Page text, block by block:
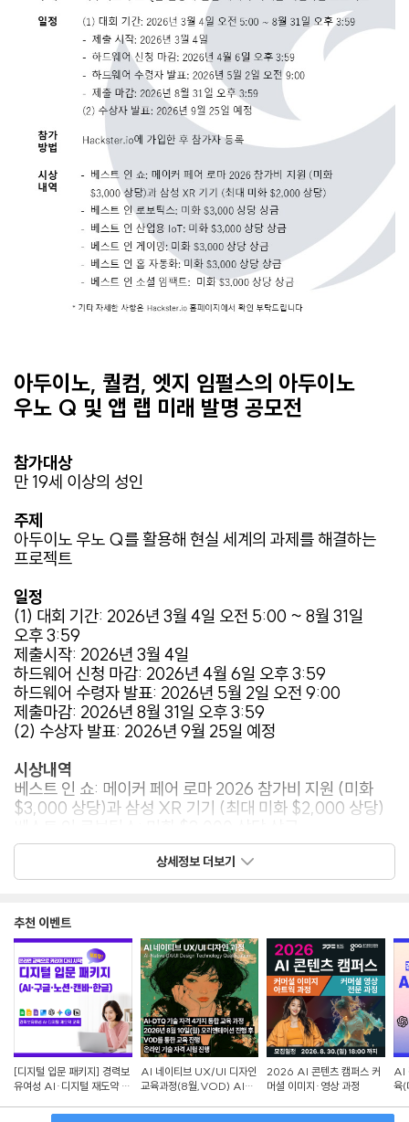
아두이노, 퀄컴, 엣지 임펄스의 아두이노
우노 Q 및 앱 랩 미래 발명 공모전
참가대상
만 19세 이상의 성인
주제
아두이노 우노 Q를 활용해 현실 세계의 과제를 해결하는
프로젝트
일정
(1) 대회 기간: 2026년 3월 4일 오전 5:00 ~ 8월 31일
오후 3:59
제출시작: 2026년 3월 4일
하드웨어 신청 마감: 2026년 4월 6일 오후 3:59
하드웨어 수령자 발표: 2026년 5월 2일 오전 9:00
제출마감: 2026년 8월 31일 오후 3:59
(2) 수상자 발표: 2026년 9월 25일 예정
시상내역
베스트 인 쇼: 메이커 페어 로마 2026 참가비 지원 (미화
$3,000 상당)과 삼성 XR 기기 (최대 미화 $2,000 상당)
베스트 인 산업용 IoT: 미화 $3,000 상당 상금
베스트 인 게이밍: 미화 $3,000 상당 상금
베스트 인 홈 자동화: 미화 $3,000 상당 상금
문의 및 기타 자세한 사항은
Invent the Future with Arduino UNO Q and App
Lab -
Hackster.io
페이지에서 확인 부탁드립니다.
상세정보 더보기
추천 이벤트
[디지털 입문 패키지] 경력보
유여성 AI·디지털 재도약 교
AI 네이티브 UX/UI 디자인
교육과정(8월,VOD) AI-
2026 AI 콘텐츠 캠퍼스 커
머셜 이미지·영상 과정
AI
육(